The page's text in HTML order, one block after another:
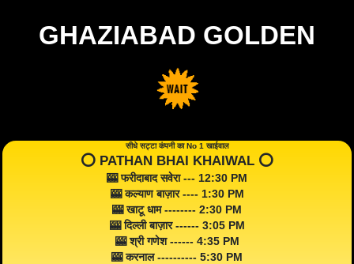
GHAZIABAD GOLDEN
सीधे सट्टा कंपनी का No 1 खाईवाल
⭕️ PATHAN BHAI KHAIWAL ⭕️
🎰 फरीदाबाद सवेरा --- 12:30 PM
🎰 कल्याण बाज़ार ---- 1:30 PM
🎰 खाटू धाम -------- 2:30 PM
🎰 दिल्ली बाज़ार ------ 3:05 PM
🎰 श्री गणेश ------ 4:35 PM
🎰 करनाल ---------- 5:30 PM